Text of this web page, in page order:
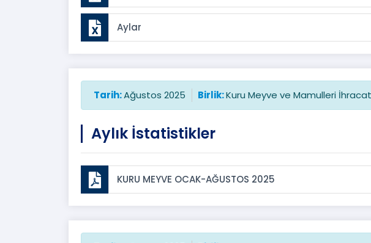
Aylar
Tarih:Ağustos 2025 Birlik:Kuru Meyve ve Mamulleri
Aylık İstatistikler
KURU MEYVE OCAK-AĞUSTOS 2025